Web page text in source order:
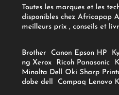
Toutes les marques et les
disponibles chez Africapap
meilleurs prix , conseils et
Brother Canon Epson HP
ng Xerox Ricoh Panasonic
Minolta Dell Oki Sharp
dobe dell Compaq Lenovo